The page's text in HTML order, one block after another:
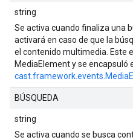
string
Se activa cuando finaliza una
activará en caso de que la
el contenido multimedia. Este
MediaElement y se encapsuló
BÚSQUEDA
string
Se activa cuando se busca